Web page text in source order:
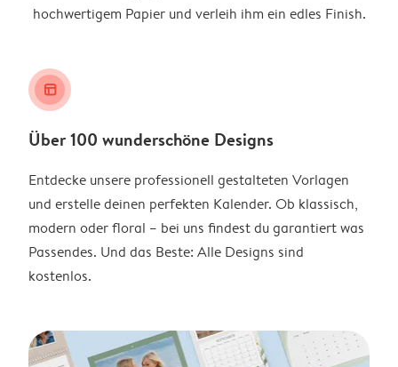
hochwertigem Papier und verleih ihm ein edles Finish.
layout_alt
Über 100 wunderschöne Designs
Entdecke unsere professionell gestalteten Vorlagen
und erstelle deinen perfekten Kalender. Ob klassisch,
modern oder floral – bei uns findest du garantiert was
Passendes. Und das Beste: Alle Designs sind
kostenlos.